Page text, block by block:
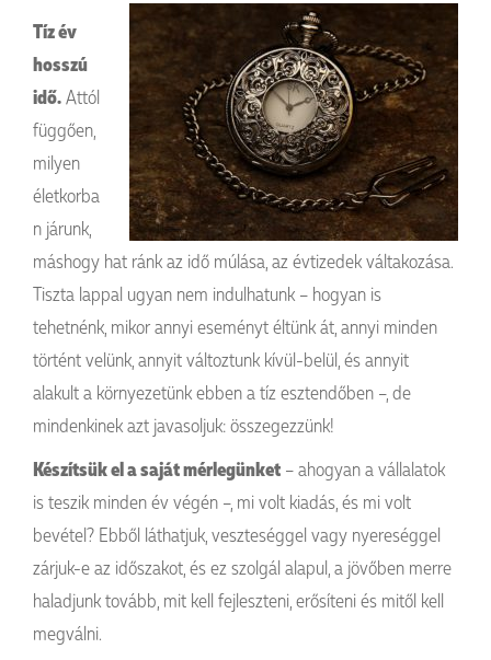
Tíz év
hosszú
idő.Attól
függően,
milyen
életkorba
n járunk,
máshogy hat ránk az idő múlása, az évtizedek váltakozása.
Tiszta lappal ugyan nem indulhatunk – hogyan is
tehetnénk, mikor annyi eseményt éltünk át, annyi minden
történt velünk, annyit változtunk kívül-belül, és annyit
alakult a környezetünk ebben a tíz esztendőben –, de
mindenkinek azt javasoljuk: összegezzünk!
Készítsük el a saját mérlegünket – ahogyan a vállalatok
is teszik minden év végén –, mi volt kiadás, és mi volt
bevétel? Ebből láthatjuk, veszteséggel vagy nyereséggel
zárjuk-e az időszakot, és ez szolgál alapul, a jövőben merre
haladjunk tovább, mit kell fejleszteni, erősíteni és mitől kell
megválni.